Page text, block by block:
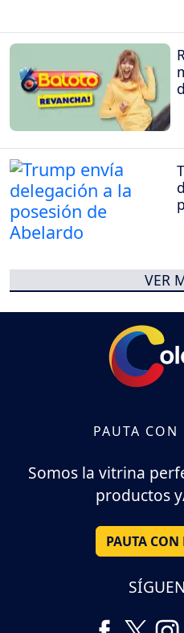
VER
PAUTA CON
Somos la vitrina
productos
PAUTA